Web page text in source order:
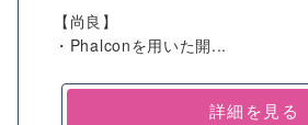
【尚良】
・Phalconを用いた開...
詳細を見る